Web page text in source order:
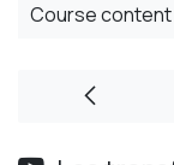
Course content